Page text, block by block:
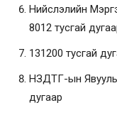
Нийслэлийн
8012 тусгай
131200 тусгай
НЗДТГ-ын
дугаар